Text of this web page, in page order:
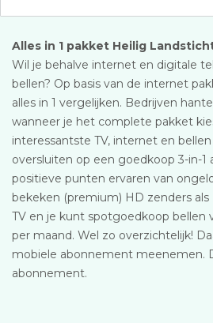
Alles in 1 pakket Heilig
Wil je behalve internet en digitale
bellen? Op basis van de internet
alles in 1 vergelijken. Bedrijven
wanneer je het complete pakket
interessantste TV, internet en
oversluiten op een goedkoop 3-in-
positieve punten ervaren van
bekeken (premium) HD zenders als
TV en je kunt spotgoedkoop bellen
per maand. Wel zo overzichtelijk!
mobiele abonnement meenemen.
abonnement.